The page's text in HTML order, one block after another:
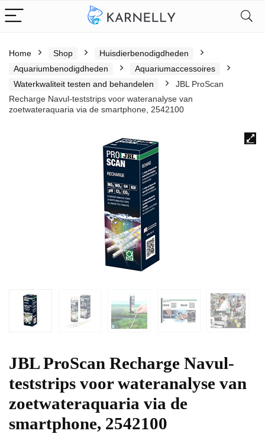
Home Shop
Huisdierbenodigdheden
Aquariumbenodigdheden
Aquariumaccessoires
Waterkwaliteit testen and behandelen
JBL ProScan
Recharge Navul-teststrips voor wateranalyse van
zoetwateraquaria via de smartphone, 2542100
JBL ProScan Recharge Navul-
teststrips voor wateranalyse van
zoetwateraquaria via de
smartphone, 2542100